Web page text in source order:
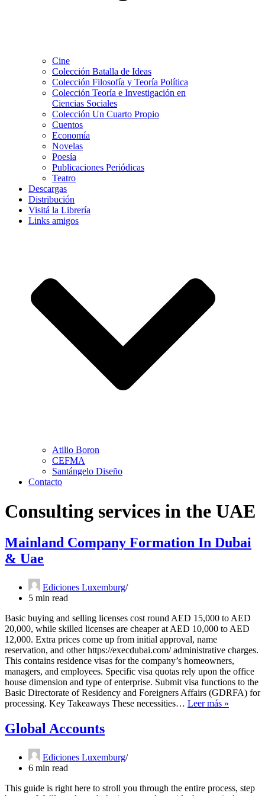
Cine
Colección Batalla de Ideas
Colección Filosofía y Teoría Política
Colección Teoría e Investigación en
Ciencias Sociales
Colección Un Cuarto Propio
Cuentos
Economía
Novelas
Poesía
Publicaciones Periódicas
Teatro
Descargas
Distribución
Visitá la Librería
Links amigos
Atilio Boron
CEFMA
Santángelo Diseño
Contacto
Consulting services in the UAE
Mainland Company Formation In Dubai
& Uae
Ediciones Luxemburg
5 min read
Basic buying and selling licenses cost round AED 15,000 to AED
20,000, while skilled licenses are cheaper at AED 10,000 to AED
12,000. Extra prices come up from initial approval, name
reservation, and other https://execdubai.com/ administrative charges.
This contains residence visas for the company’s homeowners,
managers, and employees. Specific visa quotas rely upon the office
house dimension and type of enterprise. Submit visa functions to the
Basic Directorate of Residency and Foreigners Affairs (GDRFA) for
processing. Key Takeaways These necessities… Leer más »
Global Accounts
Ediciones Luxemburg
6 min read
This guide is right here to stroll you through the entire process, step